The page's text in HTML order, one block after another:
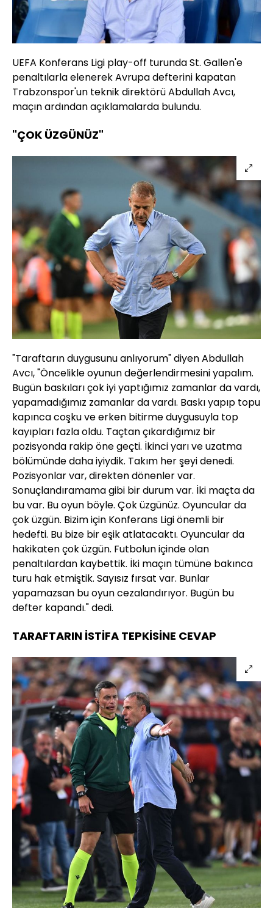
UEFA Konferans Ligi play-off turunda St. Gallen'e
penaltılarla elenerek Avrupa defterini kapatan
Trabzonspor'un teknik direktörü Abdullah Avcı,
maçın ardından açıklamalarda bulundu.
"ÇOK ÜZGÜNÜZ"
"Taraftarın duygusunu anlıyorum" diyen Abdullah
Avcı, "Öncelikle oyunun değerlendirmesini yapalım.
Bugün baskıları çok iyi yaptığımız zamanlar da vardı,
yapamadığımız zamanlar da vardı. Baskı yapıp topu
kapınca coşku ve erken bitirme duygusuyla top
kayıpları fazla oldu. Taçtan çıkardığımız bir
pozisyonda rakip öne geçti. İkinci yarı ve uzatma
bölümünde daha iyiydik. Takım her şeyi denedi.
Pozisyonlar var, direkten dönenler var.
Sonuçlandıramama gibi bir durum var. İki maçta da
bu var. Bu oyun böyle. Çok üzgünüz. Oyuncular da
çok üzgün. Bizim için Konferans Ligi önemli bir
hedefti. Bu bize bir eşik atlatacaktı. Oyuncular da
hakikaten çok üzgün. Futbolun içinde olan
penaltılardan kaybettik. İki maçın tümüne bakınca
turu hak etmiştik. Sayısız fırsat var. Bunlar
yapamazsan bu oyun cezalandırıyor. Bugün bu
defter kapandı." dedi.
TARAFTARIN İSTİFA TEPKİSİNE CEVAP